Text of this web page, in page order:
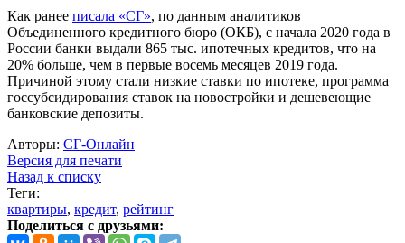
Как ранее писала «СГ», по данным аналитиков
Объединенного кредитного бюро (ОКБ), с начала 2020 года в
России банки выдали 865 тыс. ипотечных кредитов, что на
20% больше, чем в первые восемь месяцев 2019 года.
Причиной этому стали низкие ставки по ипотеке, программа
госсубсидирования ставок на новостройки и дешевеющие
банковские депозиты.
Авторы: СГ-Онлайн
Версия для печати
Назад к списку
Теги:
квартиры, кредит, рейтинг
Поделиться с друзьями: